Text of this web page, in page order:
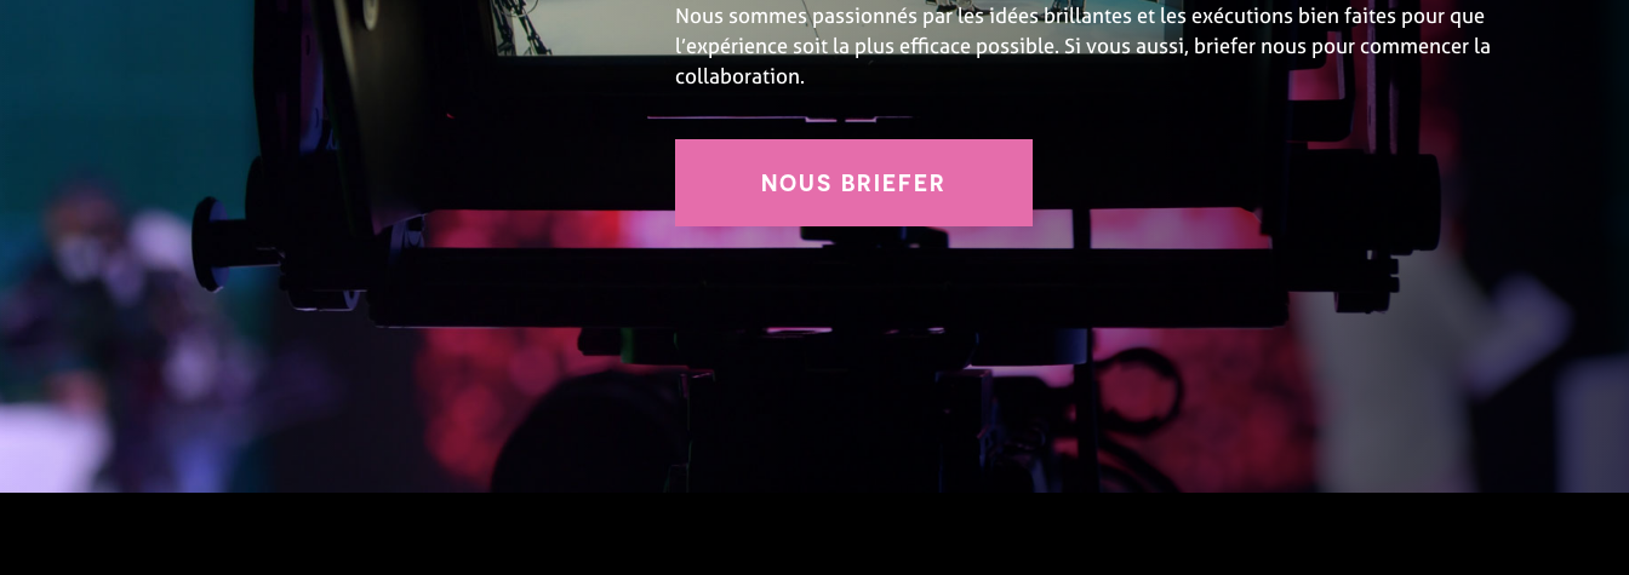
Nous sommes passionnés par les idées brillantes et les exécutions bien faites pour que
l’expérience soit la plus efficace possible. Si vous aussi, briefer nous pour commencer la
collaboration.
NOUS BRIEFER